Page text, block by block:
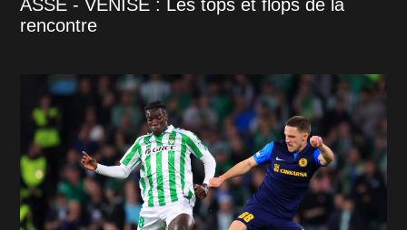
ASSE - VENISE : Les tops et flops de la
rencontre